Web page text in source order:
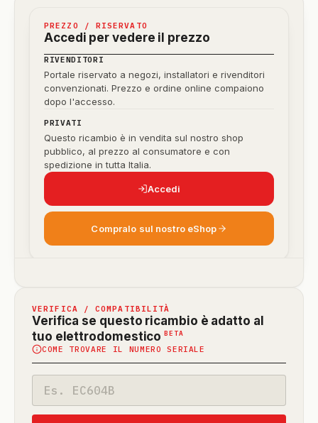
PREZZO / RISERVATO
Accedi per vedere il prezzo
RIVENDITORI
Portale riservato a negozi, installatori e rivenditori
convenzionati. Prezzo e ordine online compaiono
dopo l'accesso.
PRIVATI
Questo ricambio è in vendita sul nostro shop
pubblico, al prezzo al consumatore e con
spedizione in tutta Italia.
Accedi
Compralo sul nostro eShop
VERIFICA / COMPATIBILITÀ
Verifica se questo ricambio è adatto al
tuo elettrodomestico BETA
in
beta)
COME TROVARE IL NUMERO SERIALE
modello